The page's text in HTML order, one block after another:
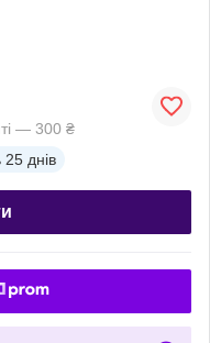
— 300 ₴
25 днів